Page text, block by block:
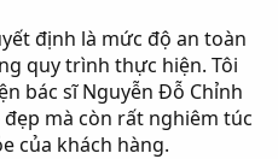
định là mức độ an toàn
quy trình thực hiện. Tôi
bác sĩ Nguyễn Đỗ Chỉnh
mà còn rất nghiêm túc
của khách hàng.